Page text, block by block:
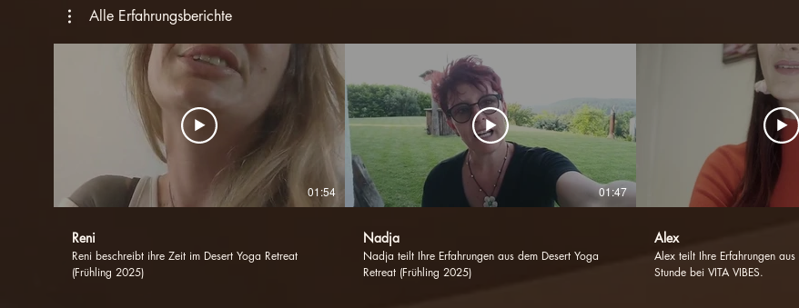
Alle Erfahrungsberichte
01:54
Reni
Reni beschreibt ihre Zeit im Desert Yoga Retreat
(Frühling 2025)
01:47
Nadja
Nadja teilt Ihre Erfahrungen aus dem Desert Yoga
Retreat (Frühling 2025)
Alex
Alex teilt Ihre Erfahrungen
Stunde bei VITA VIBES.